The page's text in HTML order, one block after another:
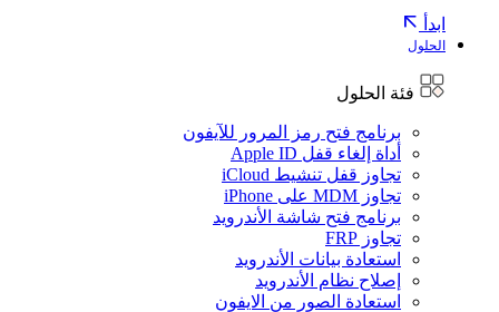
ابدأ
الحلول
فئة الحلول
برنامج فتح رمز المرور للآيفون
أداة إلغاء قفل Apple ID
تجاوز قفل تنشيط iCloud
تجاوز MDM على iPhone
برنامج فتح شاشة الأندرويد
تجاوز FRP
استعادة بيانات الأندرويد
إصلاح نظام الأندرويد
استعادة الصور من الايفون